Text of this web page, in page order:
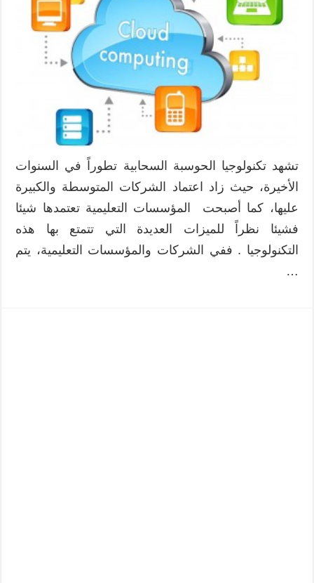
تشهد تكنولوجيا الحوسبة السحابية تطوراً في السنوات
الأخيرة، حيث زاد اعتماد الشركات المتوسطة والكبيرة
عليها، كما أصبحت المؤسسات التعليمية تعتمدها شيئا
فشيئا نظراً للميزات العديدة التي تتمتع بها هذه
التكنولوجيا . ففي الشركات والمؤسسات التعليمية، يتم
…